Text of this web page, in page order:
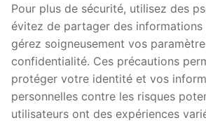
Pour plus de sécurité, utilisez des
évitez de partager des informations
gérez soigneusement vos
confidentialité. Ces précautions
protéger votre identité et vos
personnelles contre les risques
utilisateurs ont des expériences